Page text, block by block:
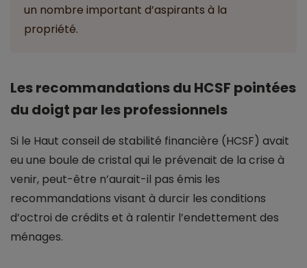
un nombre important d’aspirants à la
propriété.
Les recommandations du HCSF pointées
du doigt par les professionnels
Si le Haut conseil de stabilité financière (HCSF) avait
eu une boule de cristal qui le prévenait de la crise à
venir, peut-être n’aurait-il pas émis les
recommandations visant à durcir les conditions
d’octroi de crédits et à ralentir l’endettement des
ménages.